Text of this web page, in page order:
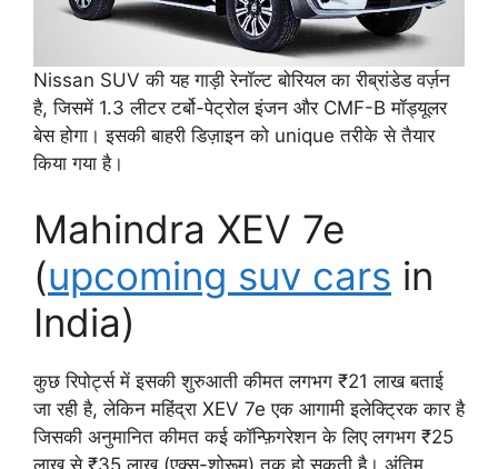
Nissan SUV की यह गाड़ी रेनॉल्ट बोरियल का रीब्रांडेड वर्ज़न
है, जिसमें 1.3 लीटर टर्बो-पेट्रोल इंजन और CMF-B मॉड्यूलर
बेस होगा। इसकी बाहरी डिज़ाइन को unique तरीके से तैयार
किया गया है।
Mahindra XEV 7e
(upcoming suv cars in
India)
कुछ रिपोर्ट्स में इसकी शुरुआती कीमत लगभग ₹21 लाख बताई
जा रही है, लेकिन महिंद्रा XEV 7e एक आगामी इलेक्ट्रिक कार है
जिसकी अनुमानित कीमत कई कॉन्फ़िगरेशन के लिए लगभग ₹25